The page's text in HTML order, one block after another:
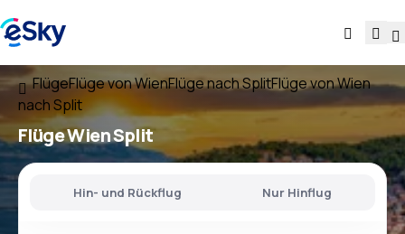
FlügeFlüge von WienFlüge nach SplitFlüge von Wien
nach Split
FlügeWien Split
Hin- und Rückflug Nur Hinflug